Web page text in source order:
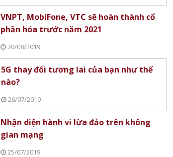
VNPT, MobiFone, VTC sẽ hoàn thành cổ
phần hóa trước năm 2021
20/08/2019
5G thay đổi tương lai của bạn như thế
nào?
26/07/2019
Nhận diện hành vi lừa đảo trên không
gian mạng
25/07/2019